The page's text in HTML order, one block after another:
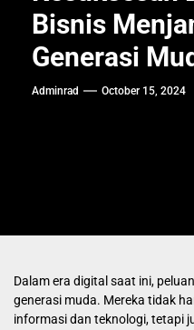
Bisnis
Generasi
Adminrad October 15, 2024
Dalam era digital saat ini,
generasi muda. Mereka tidak
informasi dan teknologi, tetapi